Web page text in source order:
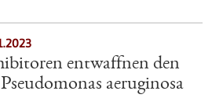
entwaffnen den
aeruginosa